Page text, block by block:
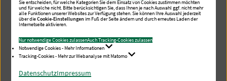
Sie entscheiden, für welche Kategorien Sie dem Einsatz von Cookies zustimmen möchten
und für welche nicht. Bitte berücksichtigen Sie, dass Ihnen je nach Auswahl ggf. nicht mehr
alle Funktionen unserer Websites zur Verfügung stehen. Sie können Ihre Auswahl jederzeit
über dieCookie-Einstellungen im Fuß der Seite ändern und durch erneutes Laden der
Internetseite aktivieren.
Nur notwendige Cookies zulassenAuch Tracking-Cookies zulassen
Notwendige Cookies - Mehr Informationen
Tracking-Cookies - Mehr zur Webanalyse mit Matomo
DatenschutzImpressum